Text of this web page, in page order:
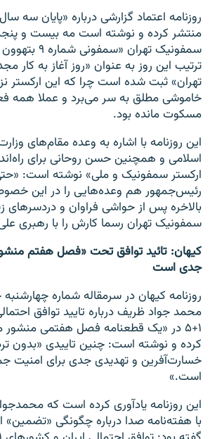
روزنامه اعتماد گزارشی درباره «پایان سه
منتشر کرده و نوشته است مه بیست و
سمفونیک تهران
ترتیب این روز به عنوان «روز آغاز به کار
تهران» ثبت شده است چرا که این ارکستر
خاموشی مطلق به سر می‌برد و عملا همه
مسکوت مانده بود.
این روزنامه با اشاره به وعده مقام‌های
اسلامی و همچنین حسن روحانی برای
ارکستر سمفونیک و ملی» نوشته است:
رئیس‌جمهور هم وعده‌هایی را در این
بالاخره پس از حواشی فراوان و دردسرهای
سمفونیک تهران رسما کارش را با رهبری
کیهان: تائید توافق تحت «فصل هفتم
جدی است
روزنامه کیهان در سرمقاله شماره
محمد جواد ظریف درباره تایید توافق
۱+۵ در «یک قطعنامه فصل هفتمی منشور
کرده و نوشته است: چنین تاییدی «بدون
خسارت‌آفرین و تهدیدی جدی برای امنیت
است.»
این روزنامه یادآوری کرده است که
با هفته‌نامه صدا درباره چگونگی «تضمین»